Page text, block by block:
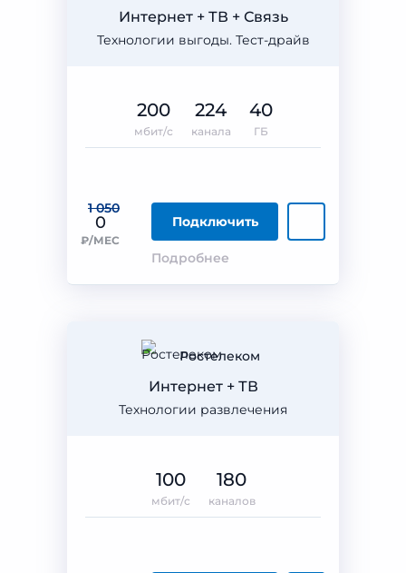
Технологии выгоды. Тест-драйв
Интернет + ТВ + Связь
1 050
0
₽/МЕС
Подключить
Подробнее
200
мбит/с
224
канала
40
ГБ
Ростелеком
Технологии развлечения
Интернет + ТВ
100
мбит/с
180
каналов